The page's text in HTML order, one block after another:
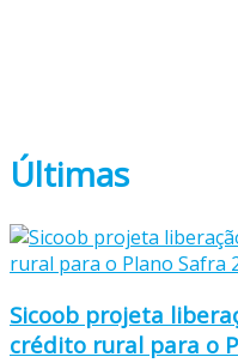
Últimas
Sicoob projeta
crédito rural para o